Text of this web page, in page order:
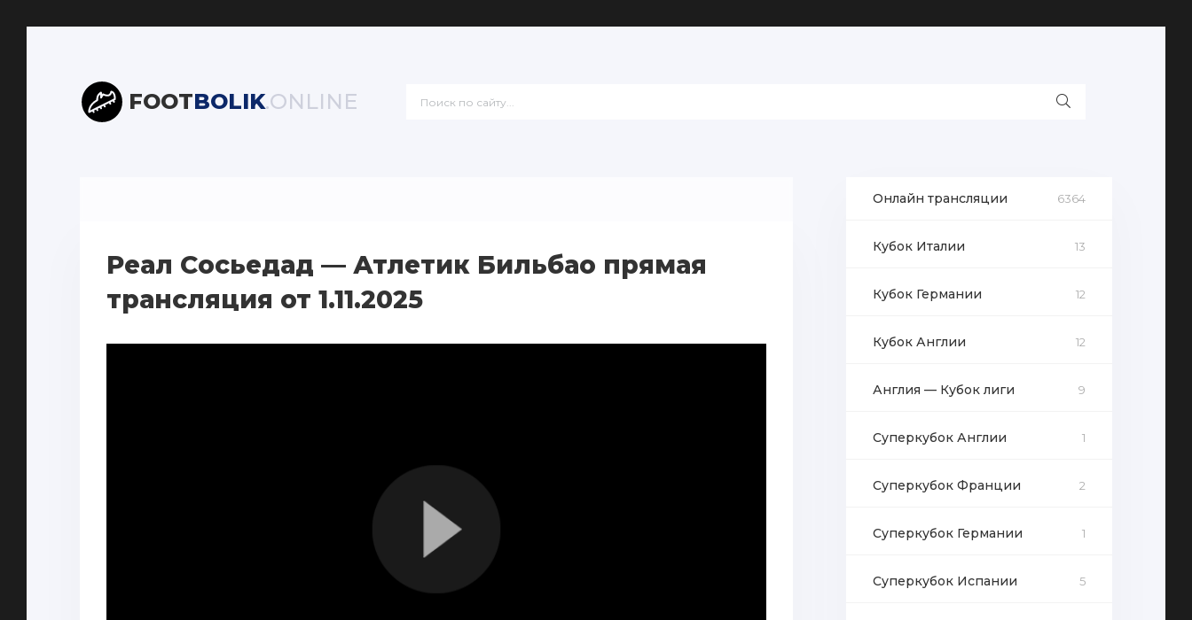
FOOTBOLIK.ONLINE
Реал Сосьедад — Атлетик Бильбао прямая
трансляция от 1.11.2025
Онлайн трансляции 6364
Кубок Италии 13
Кубок Германии 12
Кубок Англии 12
Англия — Кубок лиги 9
Суперкубок Англии 1
Суперкубок Франции 2
Суперкубок Германии 1
Суперкубок Испании 5